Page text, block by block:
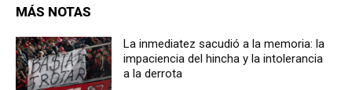
MÁS NOTAS
La inmediatez sacudió a la memoria: la
impaciencia del hincha y la intolerancia
a la derrota